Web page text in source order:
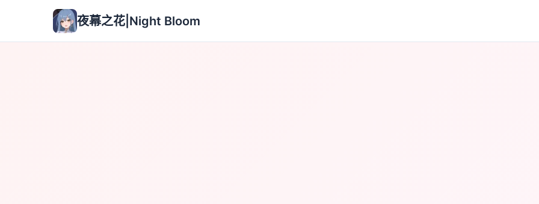
夜幕之花|Night Bloom